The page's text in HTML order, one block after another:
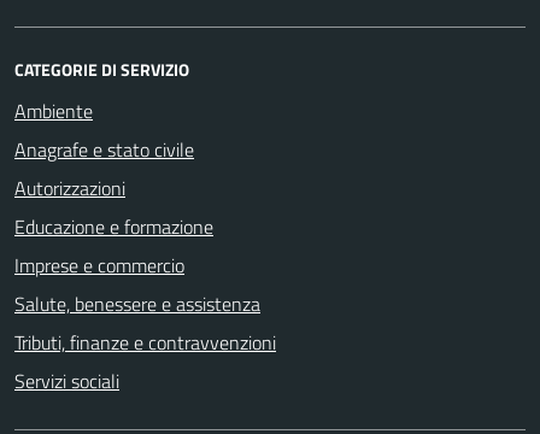
CATEGORIE DI SERVIZIO
Ambiente
Anagrafe e stato civile
Autorizzazioni
Educazione e formazione
Imprese e commercio
Salute, benessere e assistenza
Tributi, finanze e contravvenzioni
Servizi sociali